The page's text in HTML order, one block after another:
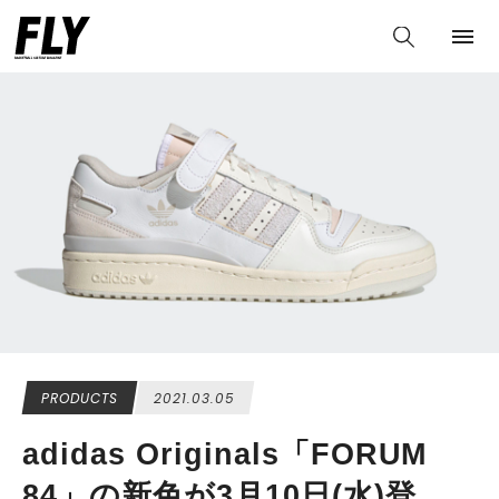
PRODUCTS 2021.03.05
adidas Originals「FORUM